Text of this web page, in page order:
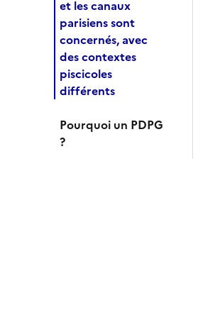
et les canaux
parisiens sont
concernés, avec
des contextes
piscicoles
différents
Pourquoi un PDPG
?